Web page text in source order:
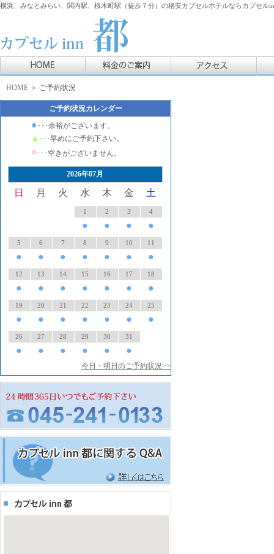
横浜、みなとみらい、関内駅、桜木町駅（徒歩７分）の格安カプセルホテルならカプセル
HOME ＞ ご予約状況
ご予約状況カレンダー
● ･･･余裕がございます。
▲ ･･･早めにご予約下さい。
× ･･･空きがございません。
2026年07月
日 月 火 水 木 金 土
1
●
2
●
3
●
4
●
5
●
6
●
7
●
8
●
9
●
10
●
11
●
12
●
13
●
14
●
15
●
16
●
17
●
18
●
19
●
20
●
21
●
22
●
23
●
24
●
25
●
26
●
27
●
28
●
29
●
30
●
31
●
今日・明日のご予約状況>>